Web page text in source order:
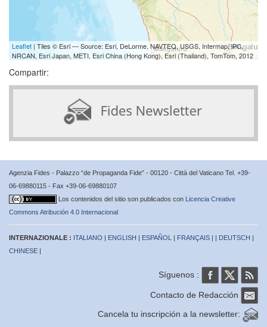
Leaflet | Tiles © Esri — Source: Esri, DeLorme, NAVTEQ, USGS, Intermap, iPC,
NRCAN, Esri Japan, METI, Esri China (Hong Kong), Esri (Thailand), TomTom, 2012
Compartir:
Agenzia Fides - Palazzo “de Propaganda Fide” - 00120 - Città del Vaticano Tel. +39-
06-69880115 - Fax +39-06-69880107
Los contenidos del sitio son publicados con Licencia Creative
Commons Atribución 4.0 Internacional
INTERNAZIONALE : ITALIANO | ENGLISH | ESPAÑOL | FRANÇAIS | | DEUTSCH |
CHINESE |
Síguenos :
Contacto de Redacción
Cancela tu inscripción a la newsletter: